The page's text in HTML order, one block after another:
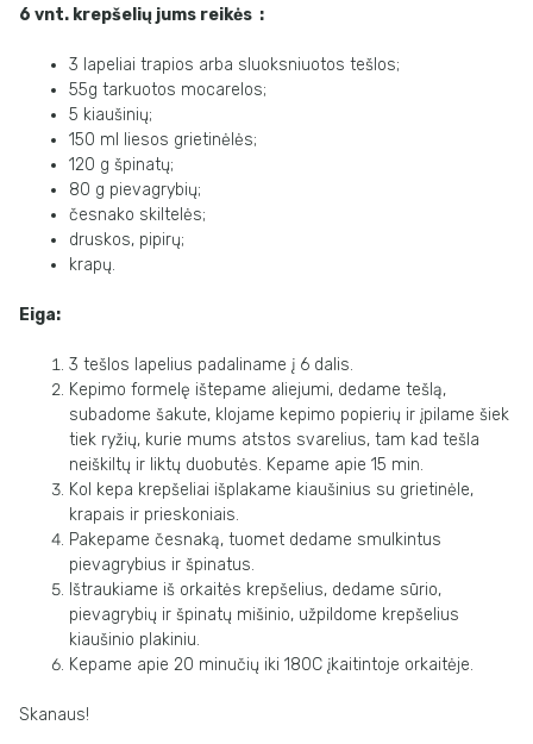
6 vnt. krepšelių jums reikės :
3 lapeliai trapios arba sluoksniuotos tešlos;
55g tarkuotos mocarelos;
5 kiaušinių;
150 ml liesos grietinėlės;
120 g špinatų;
80 g pievagrybių;
česnako skiltelės;
druskos, pipirų;
krapų.
Eiga:
3 tešlos lapelius padaliname į 6 dalis.
Kepimo formelę ištepame aliejumi, dedame tešlą,
subadome šakute, klojame kepimo popierių ir įpilame šiek
tiek ryžių, kurie mums atstos svarelius, tam kad tešla
neiškiltų ir liktų duobutės. Kepame apie 15 min.
Kol kepa krepšeliai išplakame kiaušinius su grietinėle,
krapais ir prieskoniais.
Pakepame česnaką, tuomet dedame smulkintus
pievagrybius ir špinatus.
Ištraukiame iš orkaitės krepšelius, dedame sūrio,
pievagrybių ir špinatų mišinio, užpildome krepšelius
kiaušinio plakiniu.
Kepame apie 20 minučių iki 180C įkaitintoje orkaitėje.
Skanaus!